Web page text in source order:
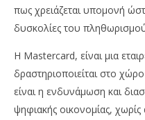
πως χρειάζεται υπομονή
δυσκολίες του πληθωρισμού
Η Mastercard, είναι μια
δραστηριοποιείται στο
είναι η ενδυνάμωση και
ψηφιακής οικονομίας,